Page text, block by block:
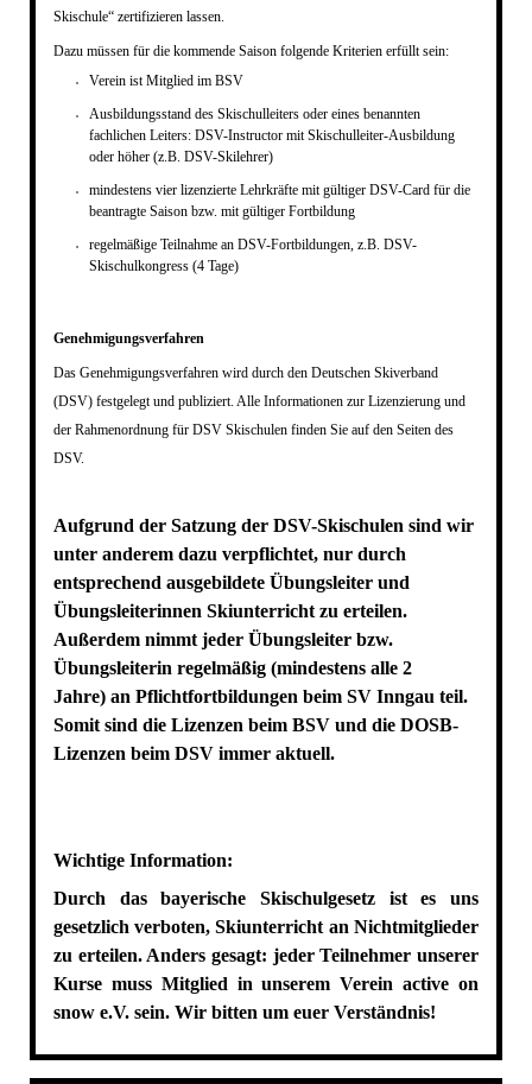
Skischule“ zertifizieren lassen.
Dazu müssen für die kommende Saison folgende Kriterien erfüllt sein:
Verein ist Mitglied im BSV
Ausbildungsstand des Skischulleiters oder eines benannten
fachlichen Leiters: DSV-Instructor mit Skischulleiter-Ausbildung
oder höher (z.B. DSV-Skilehrer)
mindestens vier lizenzierte Lehrkräfte mit gültiger DSV-Card für die
beantragte Saison bzw. mit gültiger Fortbildung
regelmäßige Teilnahme an DSV-Fortbildungen, z.B. DSV-
Skischulkongress (4 Tage)
Genehmigungsverfahren
Das Genehmigungsverfahren wird durch den Deutschen Skiverband
(DSV) festgelegt und publiziert. Alle Informationen zur Lizenzierung und
der Rahmenordnung für DSV Skischulen finden Sie auf den Seiten des
DSV.
Aufgrund der Satzung der DSV-Skischulen sind wir
unter anderem dazu verpflichtet, nur durch
entsprechend ausgebildete Übungsleiter und
Übungsleiterinnen Skiunterricht zu erteilen.
Außerdem nimmt jeder Übungsleiter bzw.
Übungsleiterin regelmäßig (mindestens alle 2
Jahre) an Pflichtfortbildungen beim SV Inngau teil.
Somit sind die Lizenzen beim BSV und die DOSB-
Lizenzen beim DSV immer aktuell.
Wichtige Information:
Durch das bayerische Skischulgesetz ist es uns
gesetzlich verboten, Skiunterricht an Nichtmitglieder
zu erteilen. Anders gesagt: jeder Teilnehmer unserer
Kurse muss Mitglied in unserem Verein active on
snow e.V. sein. Wir bitten um euer Verständnis!